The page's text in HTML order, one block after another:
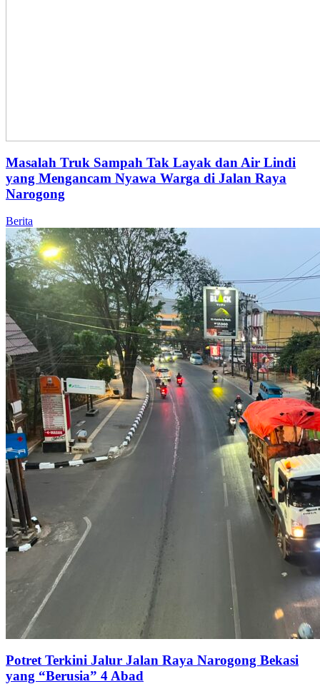
Masalah Truk Sampah Tak Layak dan Air Lindi
yang Mengancam Nyawa Warga di Jalan Raya
Narogong
Berita
Potret Terkini Jalur Jalan Raya Narogong Bekasi
yang “Berusia” 4 Abad